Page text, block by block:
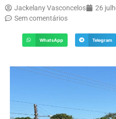
Jackelany Vasconcelos 26
Sem comentários
WhatsApp Telegram